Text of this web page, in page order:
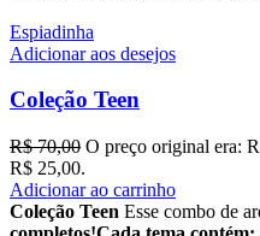
Espiadinha
Adicionar aos desejos
Coleção Teen
R$70,00 O preço original era:
R$ 25,00.
Adicionar ao carrinho
Coleção Teen Esse combo de